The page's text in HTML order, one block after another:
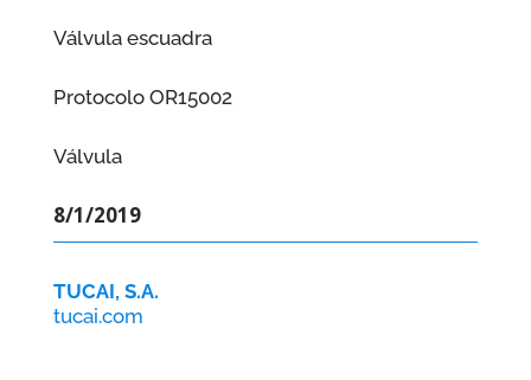
Válvula escuadra
Protocolo OR15002
Válvula
8/1/2019
TUCAI, S.A.
tucai.com